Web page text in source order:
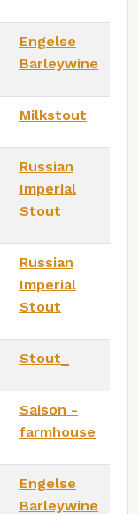
Engelse
Barleywine
Milkstout
Russian
Imperial
Stout
Russian
Imperial
Stout
Stout_
Saison -
farmhouse
Engelse
Barleywine